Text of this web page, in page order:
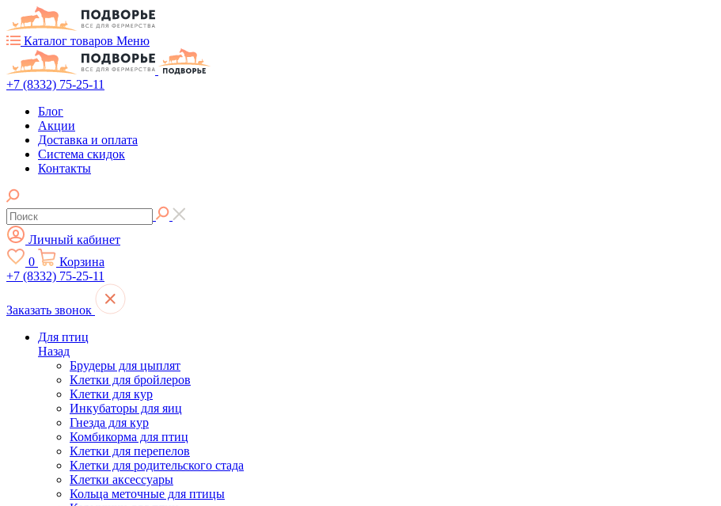
Каталог товаров Меню
+7 (8332) 75-25-11
Блог
Акции
Доставка и оплата
Система скидок
Контакты
Личный кабинет
0
Корзина
+7 (8332) 75-25-11
Заказать звонок
Для птиц
Назад
Брудеры для цыплят
Клетки для бройлеров
Клетки для кур
Инкубаторы для яиц
Гнезда для кур
Комбикорма для птиц
Клетки для перепелов
Клетки для родительского стада
Клетки аксессуары
Кольца меточные для птицы